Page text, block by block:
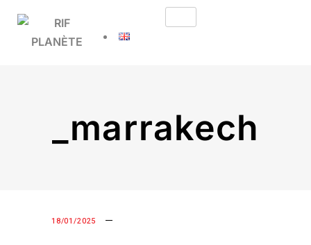
_marrakech
18/01/2025